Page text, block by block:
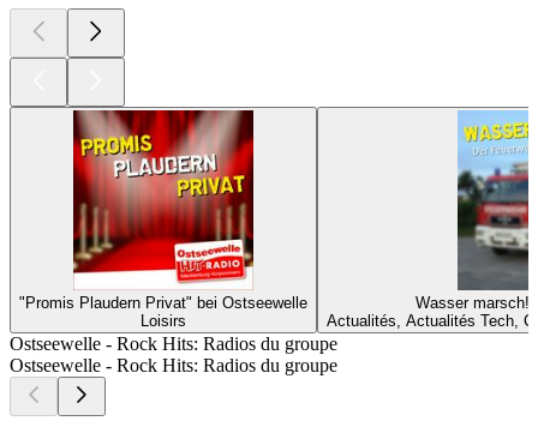
"Promis Plaudern Privat" bei Ostseewelle
Loisirs
Wasser marsch!
Actualités, Actualités Tech,
Ostseewelle - Rock Hits: Radios du groupe
Ostseewelle - Rock Hits: Radios du groupe